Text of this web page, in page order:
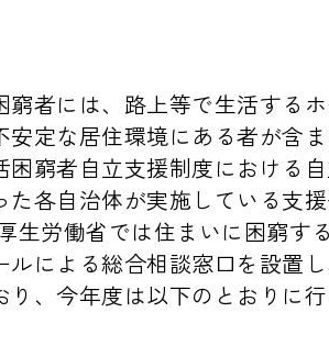
者には、路上等で生活するホ
定な居住環境にある者が含ま
窮者自立支援制度における
各自治体が実施している支
生労働省では住まいに困窮す
による総合相談窓口を設置
、今年度は以下のとおりに